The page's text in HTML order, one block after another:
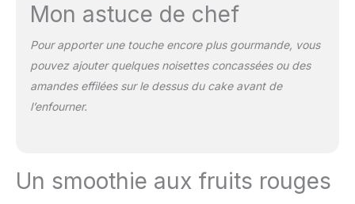
Mon astuce de chef
Pour apporter une touche encore plus gourmande, vous
pouvez ajouter quelques noisettes concassées ou des
amandes effilées sur le dessus du cake avant de
l’enfourner.
Un smoothie aux fruits rouges